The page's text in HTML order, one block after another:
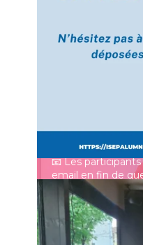
[Enquête IESF
👩‍🎓 Ingénieurs
mai pour
Depuis plus de
un panorama
professionnelle
français.
📧 Les
email en fin de
synthèse des
il y a 4 mois
Voir sur Facebook
Prénom
Mot de passe
Se